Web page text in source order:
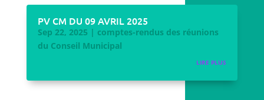
PV CM DU 09 AVRIL 2025
Sep 22, 2025 | comptes-rendus des réunions
du Conseil Municipal
LIRE PLUS